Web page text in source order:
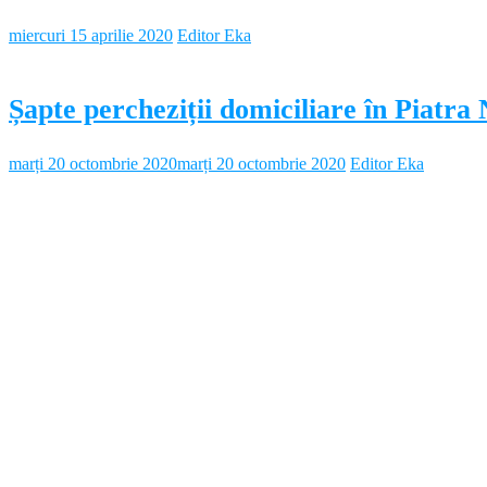
miercuri 15 aprilie 2020 Editor Eka
Șapte percheziții domiciliare în Piatra
marți 20 octombrie 2020marți 20 octombrie 2020 Editor Eka